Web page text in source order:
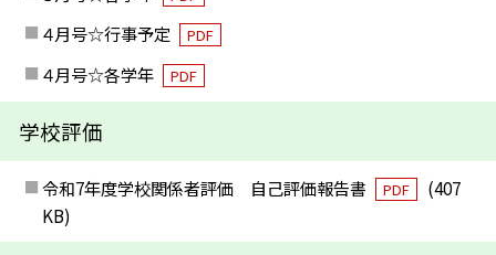
４月号☆行事予定 PDF
４月号☆各学年 PDF
学校評価
令和7年度学校関係者評価 自己評価報告書 PDF
(407
KB)